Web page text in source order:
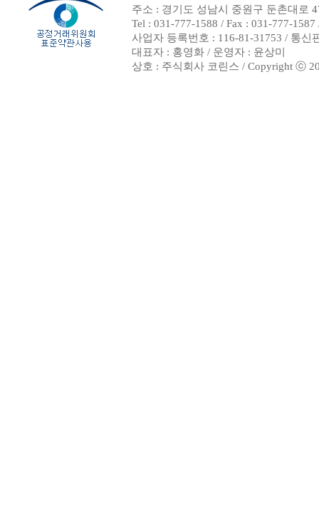
주소 : 경기도 성남시 중원구 둔촌대로
Tel : 031-777-1588 / Fax : 031-777-
사업자 등록번호 : 116-81-31753 / 통신
대표자 : 홍영화 / 운영자 : 윤상미
상호 : 주식회사 코린스 / Copyright ⓒ